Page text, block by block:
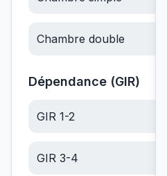
Chambre double
Dépendance (GIR)
GIR 1-2
GIR 3-4